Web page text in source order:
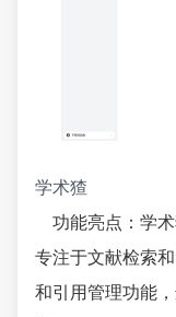
学术猹
功能亮点：学
专注于文献检索
和引用管理功能